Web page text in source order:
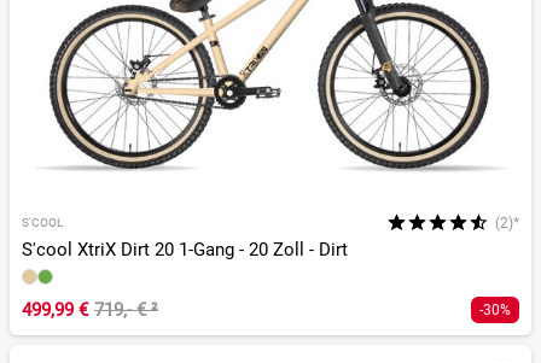
S'COOL (2)*
S'cool XtriX Dirt 20 1-Gang - 20 Zoll - Dirt
499,99 € 719,- €² -30%